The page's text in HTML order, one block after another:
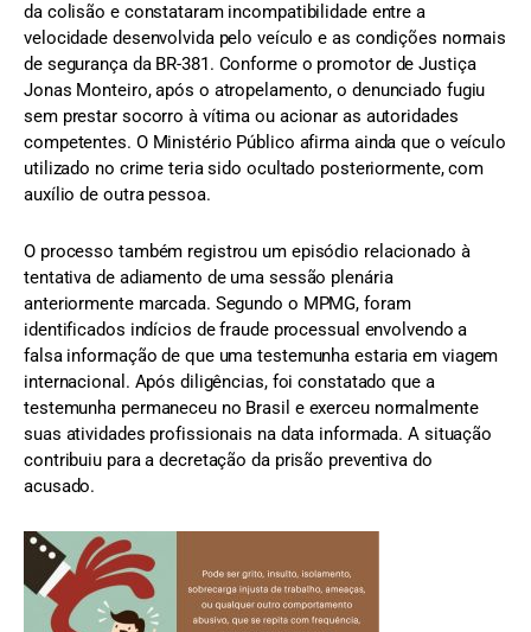
da colisão e constataram incompatibilidade entre a
velocidade desenvolvida pelo veículo e as condições normais
de segurança da BR-381. Conforme o promotor de Justiça
Jonas Monteiro, após o atropelamento, o denunciado fugiu
sem prestar socorro à vítima ou acionar as autoridades
competentes. O Ministério Público afirma ainda que o veículo
utilizado no crime teria sido ocultado posteriormente, com
auxílio de outra pessoa.
O processo também registrou um episódio relacionado à
tentativa de adiamento de uma sessão plenária
anteriormente marcada. Segundo o MPMG, foram
identificados indícios de fraude processual envolvendo a
falsa informação de que uma testemunha estaria em viagem
internacional. Após diligências, foi constatado que a
testemunha permaneceu no Brasil e exerceu normalmente
suas atividades profissionais na data informada. A situação
contribuiu para a decretação da prisão preventiva do
acusado.